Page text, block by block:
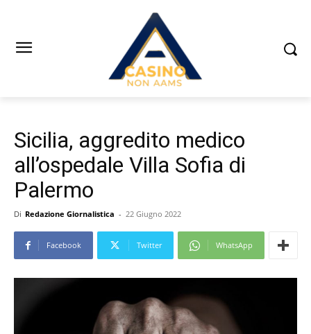
Sicilia, aggredito medico
all’ospedale Villa Sofia di
Palermo
Di Redazione Giornalistica - 22 Giugno 2022
Facebook Twitter WhatsApp